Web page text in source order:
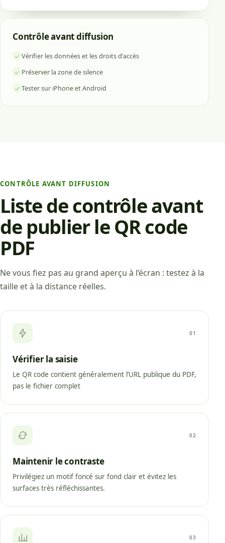
Contrôle avant diffusion
Vérifier les données et les droits d’accès
Préserver la zone de silence
Tester sur iPhone et Android
CONTRÔLE AVANT DIFFUSION
Liste de contrôle avant
de publier le QR code
PDF
Ne vous fiez pas au grand aperçu à l’écran : testez à la
taille et à la distance réelles.
01
Vérifier la saisie
Le QR code contient généralement l’URL publique du PDF,
pas le fichier complet
02
Maintenir le contraste
Privilégiez un motif foncé sur fond clair et évitez les
surfaces très réfléchissantes.
03